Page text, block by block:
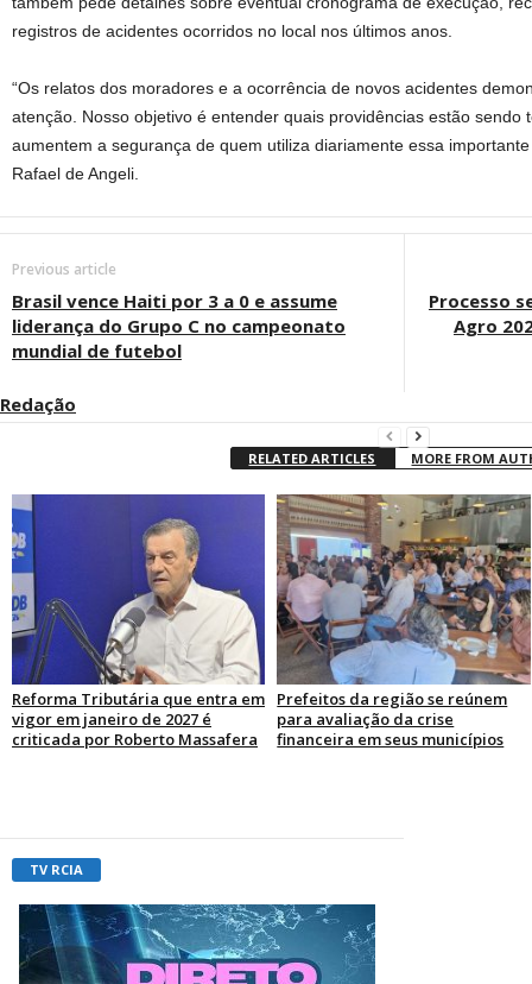
registros de acidentes ocorridos no local nos últimos anos.
“Os relatos dos moradores e a ocorrência de novos acidentes
atenção. Nosso objetivo é entender quais providências estão sendo
aumentem a segurança de quem utiliza diariamente essa
Rafael de Angeli.
Previous article
Brasil vence Haiti por 3 a 0 e assume
liderança do Grupo C no campeonato
mundial de futebol
Processo
Agro
Redação
RELATED ARTICLES MORE FROM
Reforma Tributária que entra em
vigor em janeiro de 2027 é
criticada por Roberto Massafera
Prefeitos da região se reúnem
para avaliação da crise
financeira em seus municípios
TV RCIA